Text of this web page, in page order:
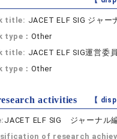
title: JACET ELF SIG ジャー
type：Other
title: JACET ELF SIG運営委員
type：Other
activities 【
JACET ELF SIG ジャーナル
of research